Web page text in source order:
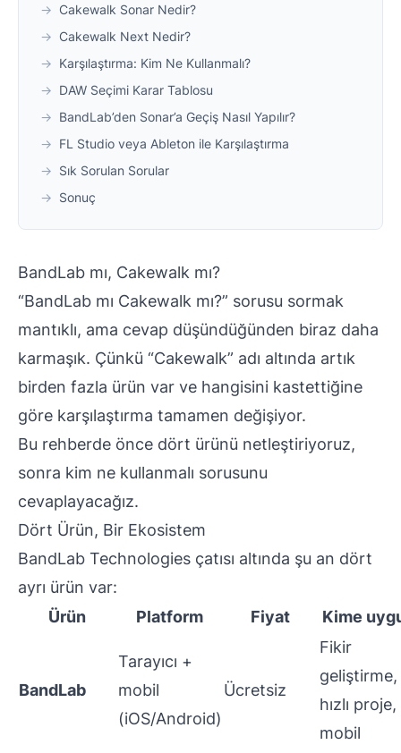
→ Cakewalk Sonar Nedir?
→ Cakewalk Next Nedir?
→ Karşılaştırma: Kim Ne Kullanmalı?
→ DAW Seçimi Karar Tablosu
→ BandLab’den Sonar’a Geçiş Nasıl Yapılır?
→ FL Studio veya Ableton ile Karşılaştırma
→ Sık Sorulan Sorular
→ Sonuç
BandLab mı, Cakewalk mı?
“BandLab mı Cakewalk mı?” sorusu sormak
mantıklı, ama cevap düşündüğünden biraz daha
karmaşık. Çünkü “Cakewalk” adı altında artık
birden fazla ürün var ve hangisini kastettiğine
göre karşılaştırma tamamen değişiyor.
Bu rehberde önce dört ürünü netleştiriyoruz,
sonra kim ne kullanmalı sorusunu
cevaplayacağız.
Dört Ürün, Bir Ekosistem
BandLab Technologies çatısı altında şu an dört
ayrı ürün var:
Ürün
Platform Fiyat Kime
BandLab
Tarayıcı +
mobil
(iOS/Android)
Ücretsiz
Fikir
geliştirme,
hızlı proje,
mobil